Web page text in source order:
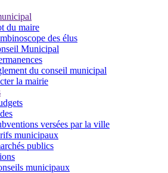
du maire
des élus
Municipal
du conseil municipal
la mairie
versées par la ville
municipaux
publics
municipaux